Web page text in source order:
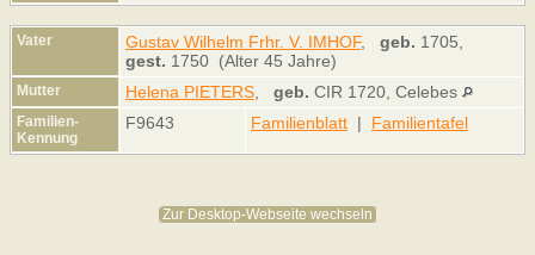
Vater Gustav Wilhelm Frhr. V. IMHOF, geb. 1705,
gest. 1750 (Alter 45 Jahre)
Mutter Helena PIETERS geb. CIR 1720, Celebes
Familien-
Kennung
F9643 Familienblatt | Familientafel
Zur Desktop-Webseite wechseln